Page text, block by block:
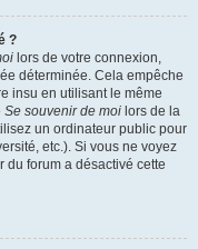
?
lors de votre connexion,
déterminée. Cela empêche
insu en utilisant le même
Se souvenir de moi lors de la
un ordinateur public pour
etc.). Si vous ne voyez
du forum a désactivé cette